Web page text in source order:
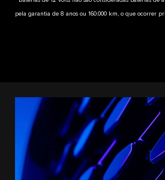
pela garantia de 8 anos ou 160.000 km, o que ocorrer